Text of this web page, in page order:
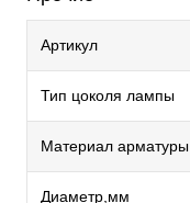
Артикул
Тип цоколя лампы
Материал арматуры
Диаметр,мм